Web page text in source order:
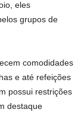
eles
grupos de
comodidades
e até refeições
possui restrições
destaque